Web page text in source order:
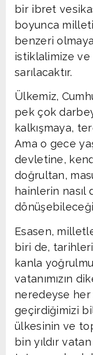
bir ibret
boyunca
benzeri
istiklalimize ve
sarılacaktır.
Ülkemiz,
pek çok
kalkışmaya,
Ama o gece
devletine,
doğrultan,
hainlerin nasıl
Esasen,
biri de,
kanla
vatanımızın
neredeyse her
geçirdiğimizi
ülkesinin ve
bin yıldır